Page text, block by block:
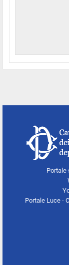
Portale
Portale Luce -